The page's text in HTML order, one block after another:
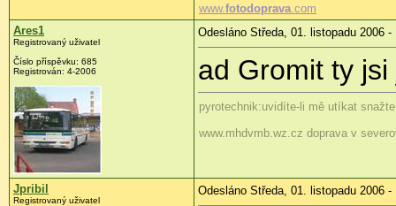
www.fotodoprava .com
Ares1
Registrovaný uživatel
Číslo příspěvku: 685
Registrován: 4-2006
Odesláno Středa, 01. listopadu 2006 -
ad Gromit ty
pyrotechnik:uvidíte-li mě utíkat
www.mhdvmb.wz.cz doprava v
Jpribil
Registrovaný uživatel
Odesláno Středa, 01. listopadu 2006 -